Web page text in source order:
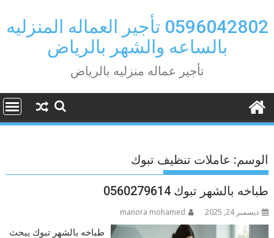
to
content
0596042802 تأجير العماله المنزليه
بالساعه والشهر بالرياض
تأجير عماله منزليه بالرياض
الوسم: عاملات تنظيف تبوك
طباخه بالشهر تبوك 0560279614
ديسمبر 24, 2025 manora mohamed
طباخه بالشهر تبوك يبحث